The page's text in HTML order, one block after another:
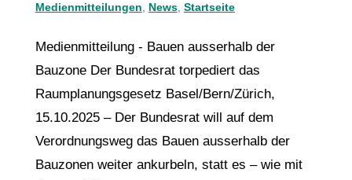
Medienmitteilungen
News, Startseite
Medienmitteilung - Bauen ausserhalb der
Bauzone Der Bundesrat torpediert das
Raumplanungsgesetz Basel/Bern/Zürich,
15.10.2025 – Der Bundesrat will auf dem
Verordnungsweg das Bauen ausserhalb der
Bauzonen weiter ankurbeln, statt es – wie mit